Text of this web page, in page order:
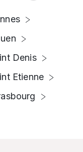
Denis
Etienne